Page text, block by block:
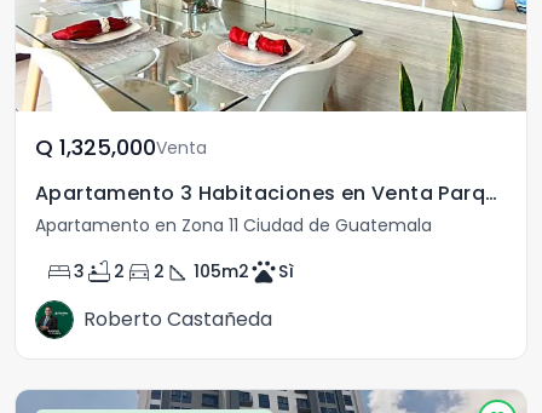
Q	1,325,000Venta
Apartamento 3 Habitaciones en Venta Parque San Jorge
Apartamento en Zona 11 Ciudad de Guatemala
bed3 bathtub 2 directions_car 2 square_foot 105m2petsSì
Roberto Castañeda